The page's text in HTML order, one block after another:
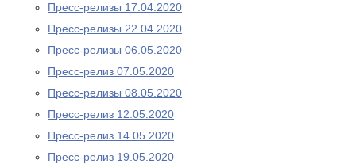
Пресс-релизы 17.04.2020
Пресс-релизы 22.04.2020
Пресс-релизы 06.05.2020
Пресс-релиз 07.05.2020
Пресс-релизы 08.05.2020
Пресс-релиз 12.05.2020
Пресс-релиз 14.05.2020
Пресс-релиз 19.05.2020